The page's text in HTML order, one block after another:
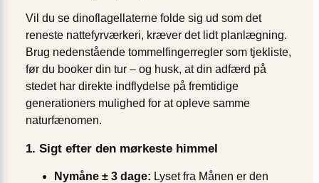
Vil du se dinoflagellaterne folde sig ud som det
reneste nattefyrværkeri, kræver det lidt planlægning.
Brug nedenstående tommelfingerregler som tjekliste,
før du booker din tur – og husk, at din adfærd på
stedet har direkte indflydelse på fremtidige
generationers mulighed for at opleve samme
naturfænomen.
1. Sigt efter den mørkeste himmel
Nymåne ± 3 dage: Lyset fra Månen er den